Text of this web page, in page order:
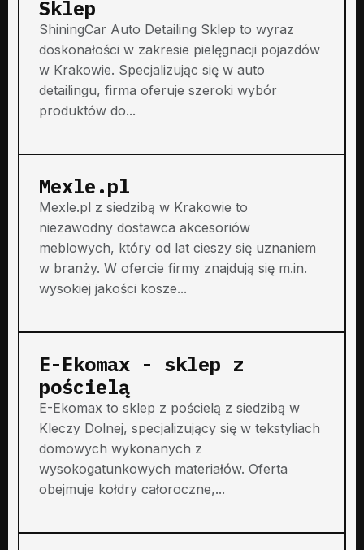
Sklep
ShiningCar Auto Detailing Sklep to wyraz
doskonałości w zakresie pielęgnacji pojazdów
w Krakowie. Specjalizując się w auto
detailingu, firma oferuje szeroki wybór
produktów do...
Mexle.pl
Mexle.pl z siedzibą w Krakowie to
niezawodny dostawca akcesoriów
meblowych, który od lat cieszy się uznaniem
w branży. W ofercie firmy znajdują się m.in.
wysokiej jakości kosze...
E-Ekomax - sklep z
pościelą
E-Ekomax to sklep z pościelą z siedzibą w
Kleczy Dolnej, specjalizujący się w tekstyliach
domowych wykonanych z
wysokogatunkowych materiałów. Oferta
obejmuje kołdry całoroczne,...